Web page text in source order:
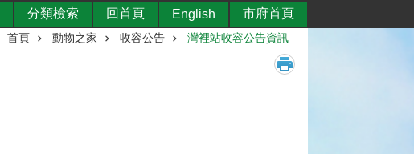
分類檢索 回首頁 English 市府首頁
首頁 動物之家 收容公告 灣裡站收容公告資訊